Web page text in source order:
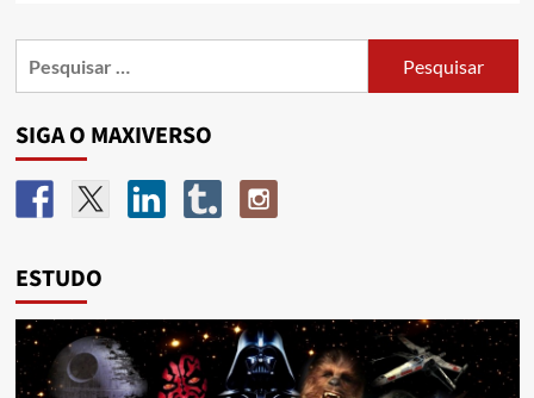
SIGA O MAXIVERSO
ESTUDO